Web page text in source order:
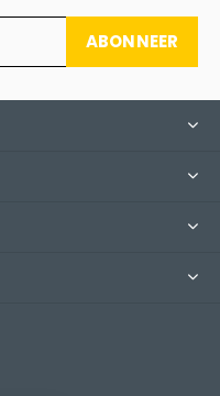
ABONNEER